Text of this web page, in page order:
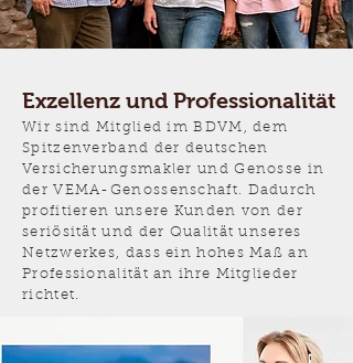
Exzellenz und Professionalität
Wir sind Mitglied im BDVM, dem
Spitzenverband der deutschen
Versicherungsmakler und Genosse in
der VEMA-Genossenschaft. Dadurch
profitieren unsere Kunden von der
seriösität und der Qualität unseres
Netzwerkes, dass ein hohes Maß an
Professionalität an ihre Mitglieder
richtet.